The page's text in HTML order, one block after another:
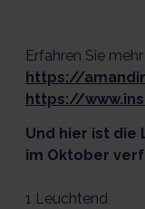
Erfahren Sie
https://
https://
Und hier ist die
im Oktober
1 Leuchtend